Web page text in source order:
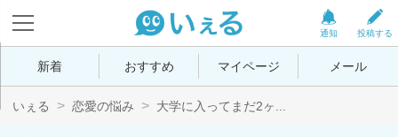
投稿する
通知
新着 おすすめ マイページ メール
いぇる 恋愛の悩み 大学に入ってまだ2ヶ...